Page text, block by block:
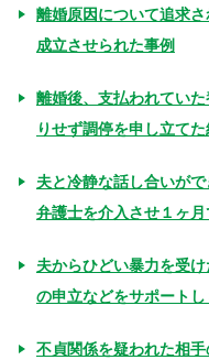
離婚原因について追求
成立させられた事例
離婚後、支払われてい
りせず調停を申し立て
夫と冷静な話し合いが
弁護士を介入させ１ヶ
夫からひどい暴力を受
の申立などをサポート
不貞関係を疑われた相